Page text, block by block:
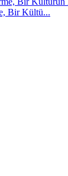
Bir Kültü...